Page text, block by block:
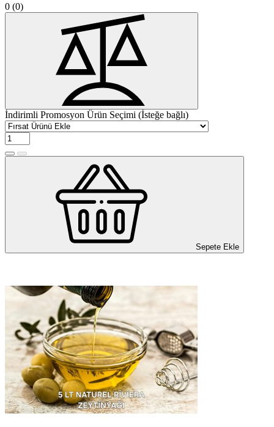
0 (0)
İndirimli Promosyon Ürün Seçimi (İsteğe bağlı)
Sepete Ekle